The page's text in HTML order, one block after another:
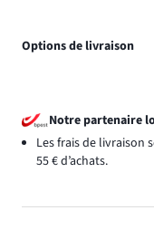
Options de livraison
Notre partenaire
Les frais de livraison
55 € d’achats.